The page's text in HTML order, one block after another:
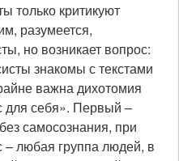
только критикуют
разумеется,
но возникает вопрос:
знакомы с текстами
важна дихотомия
для себя». Первый –
самосознания, при
– любая группа людей, в